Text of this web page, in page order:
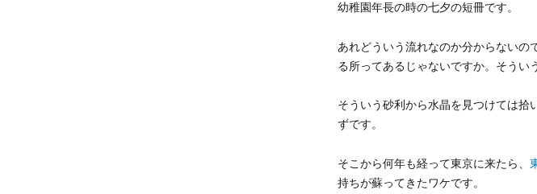
幼稚園年長の時の七夕の短冊です。
あれどういう流れなのか分からないの
る所ってあるじゃないですか。そうい
そういう砂利から水晶を見つけては拾
ずです。
そこから何年も経って東京に来たら、
持ちが蘇ってきたワケです。